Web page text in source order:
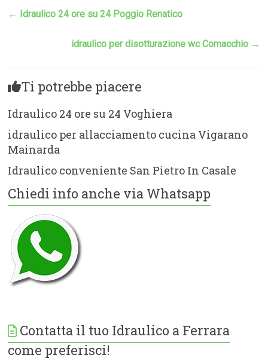
← Idraulico 24 ore su 24 Poggio Renatico
idraulico per disotturazione wc Comacchio →
Ti potrebbe piacere
Idraulico 24 ore su 24 Voghiera
idraulico per allacciamento cucina Vigarano
Mainarda
Idraulico conveniente San Pietro In Casale
Chiedi info anche via Whatsapp
Contatta il tuo Idraulico a Ferrara
come preferisci!